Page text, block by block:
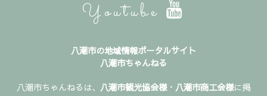
Youtube
八潮市の地域情報ポータルサイト
八潮市ちゃんねる
八潮市ちゃんねるは、 八潮市観光協会様・ 八潮市商工会様に掲